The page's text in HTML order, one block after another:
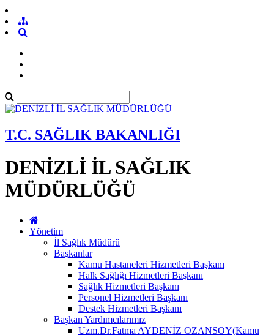
T.C. SAĞLIK BAKANLIĞI
DENİZLİ İL SAĞLIK
MÜDÜRLÜĞÜ
Yönetim
İl Sağlık Müdürü
Başkanlar
Kamu Hastaneleri Hizmetleri Başkanı
Halk Sağlığı Hizmetleri Başkanı
Sağlık Hizmetleri Başkanı
Personel Hizmetleri Başkanı
Destek Hizmetleri Başkanı
Başkan Yardımcılarımız
Uzm.Dr.Fatma AYDENİZ OZANSOY(Kamu